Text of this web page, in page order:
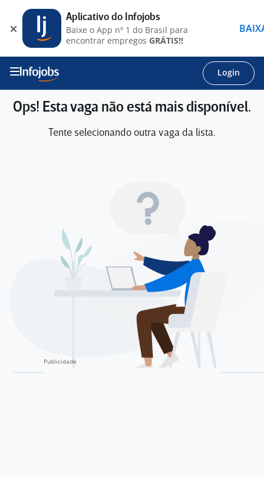
Login
Ops! Esta vaga não está mais disponível.
Tente selecionando outra vaga da lista.
Aplicativo do Infojobs
Baixe o App nº 1 do Brasil para
encontrar empregos GRÁTIS!!